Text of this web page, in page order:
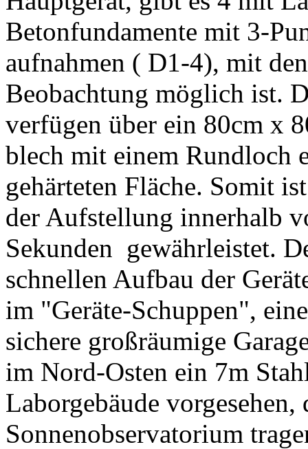
Betonfundamente mit 3-
aufnahmen ( D1-4), mit
Beobachtung möglich ist.
verfügen über ein 80cm x
blech mit einem Rundloch
gehärteten Fläche. Somit
der Aufstellung innerhalb
Sekunden gewährleistet.
schnellen Aufbau der
im "Geräte-Schuppen",
sichere großräumige
im Nord-Osten ein 7m
Laborgebäude vorgesehen,
Sonnenobservatorium